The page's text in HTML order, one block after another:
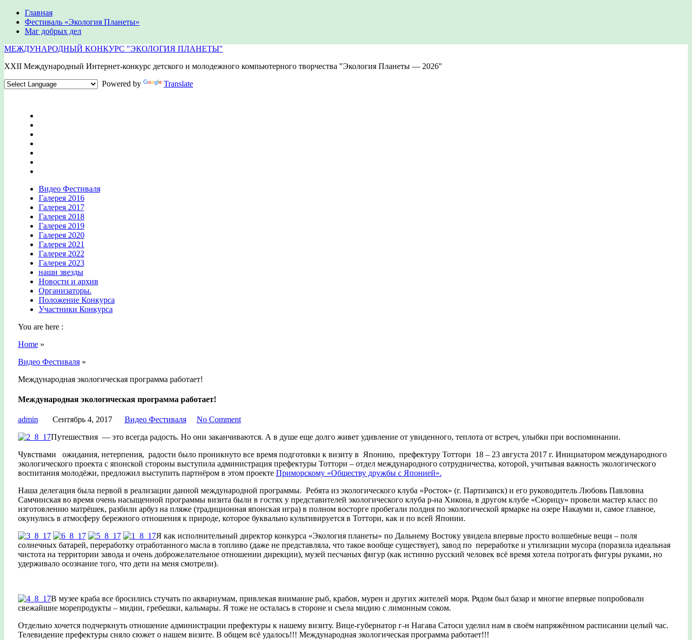
Главная
Фестиваль «Экология Планеты»
Маг добрых дел
МЕЖДУНАРОДНЫЙ КОНКУРС "ЭКОЛОГИЯ ПЛАНЕТЫ"
XXII Международный Интернет-конкурс детского и молодежного компьютерного творчества "Экология Планеты — 2026"
Powered by
Translate
Видео Фестиваля
Галерея 2016
Галерея 2017
Галерея 2018
Галерея 2019
Галерея 2020
Галерея 2021
Галерея 2022
Галерея 2023
наши звезды
Новости и архив
Организаторы.
Положение Конкурса
Участники Конкурса
You are here :
Home»
Видео Фестиваля»
Международная экологическая программа работает!
Международная экологическая программа работает!
admin Сентябрь 4, 2017 Видео Фестиваля
No Comment
Путешествия — это всегда радость. Но они заканчиваются. А в душе еще долго живет удивление от увиденного, теплота от встреч, улыбки при воспоминании.
Чувствами ожидания, нетерпения, радости было проникнуто все время подготовки к визиту в Японию, префектуру Тоттори 18 – 23 августа 2017 г. Инициатором международного
экологического проекта с японской стороны выступила администрация префектуры Тоттори – отдел международного сотрудничества, которой, учитывая важность экологического
воспитания молодёжи, предложил выступить партнёром в этом проекте Приморскому «Обществу дружбы с Японией».
Наша делегация была первой в реализации данной международной программы. Ребята из экологического клуба «Росток» (г. Партизанск) и его руководитель Любовь Павловна
Самчинская во время очень насыщенной программы визита были в гостях у представителей экологического клуба р-на Хикона, в другом клубе «Сюрицу» провели мастер класс по
изготовлению матрёшек, разбили арбуз на пляже (традиционная японская игра) в полном восторге пробегали полдня по экологической ярмарке на озере Накауми и, самое главное,
окунулись в атмосферу бережного отношения к природе, которое буквально культивируется в Тоттори, как и по всей Японии.
Я как исполнительный директор конкурса «Экология планеты» по Дальнему Востоку увидела впервые просто волшебные вещи – поля
солнечных батарей, переработку отработанного масла в топливо (даже не представляла, что такое вообще существует), завод по переработке и утилизации мусора (поразила идеальная
чистота на территории завода и очень доброжелательное отношении дирекции), музей песчаных фигур (как истинно русский человек всё время хотела потрогать фигуры руками, но
удерживало осознание того, что дети на меня смотрели).
В музее краба все бросились стучать по аквариумам, привлекая внимание рыб, крабов, мурен и других жителей моря. Рядом был базар и многие впервые попробовали
свежайшие морепродукты – мидии, гребешки, кальмары. Я тоже не осталась в стороне и съела мидию с лимонным соком.
Отдельно хочется подчеркнуть отношение администрации префектуры к нашему визиту. Вице-губернатор г-н Нагава Сатоси уделил нам в своём напряжённом расписании целый час.
Телевидение префектуры сняло сюжет о нашем визите. В общем всё удалось!!! Международная экологическая программа работает!!!